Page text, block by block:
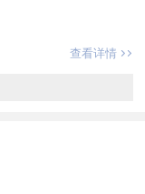
查看详情